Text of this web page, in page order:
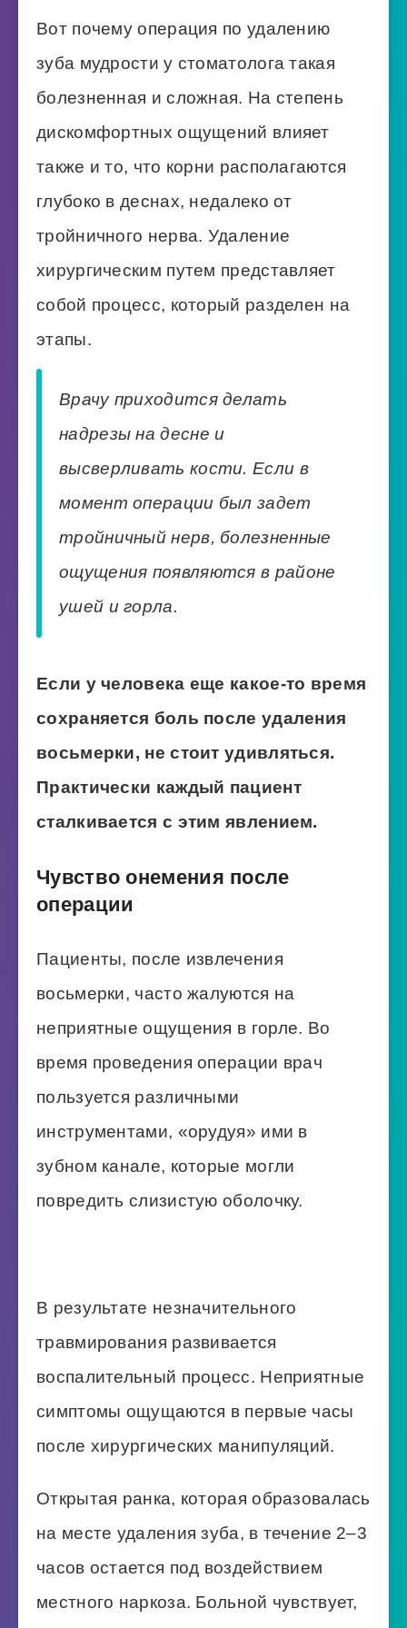
Вот почему операция по удалению
зуба мудрости у стоматолога такая
болезненная и сложная. На степень
дискомфортных ощущений влияет
также и то, что корни располагаются
глубоко в деснах, недалеко от
тройничного нерва. Удаление
хирургическим путем представляет
собой процесс, который разделен на
этапы.
Врачу приходится делать
надрезы на десне и
высверливать кости. Если в
момент операции был задет
тройничный нерв, болезненные
ощущения появляются в районе
ушей и горла.
Если у человека еще какое-то время
сохраняется боль после удаления
восьмерки, не стоит удивляться.
Практически каждый пациент
сталкивается с этим явлением.
Чувство онемения после
операции
Пациенты, после извлечения
восьмерки, часто жалуются на
неприятные ощущения в горле. Во
время проведения операции врач
пользуется различными
инструментами, «орудуя» ими в
зубном канале, которые могли
повредить слизистую оболочку.
В результате незначительного
травмирования развивается
воспалительный процесс. Неприятные
симптомы ощущаются в первые часы
после хирургических манипуляций.
Открытая ранка, которая образовалась
на месте удаления зуба, в течение 2–3
часов остается под воздействием
местного наркоза. Больной чувствует,